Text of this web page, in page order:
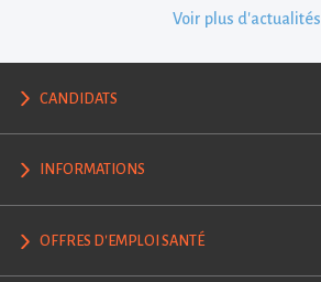
Voir plus d'actualités
CANDIDATS
INFORMATIONS
OFFRES D'EMPLOI SANTÉ